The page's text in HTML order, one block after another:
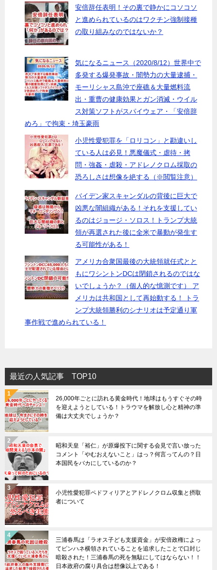
安倍辞任表明！その裏で静かにコソコソ
と進められているのはワクチン強制接種
の取り組みなのではないか？
気になるニュース（2020/8/12）世界中で
多発する爆発事故・闇勢力の大量逮捕・
モーリシャス島沖で座礁＆大量燃料流
出・重曹の健康効果とガン消滅・ウイル
ス対策ソフトがスパイウェア・「安倍辞
めろ」で拘束・埼玉豪雨
小児性愛犯罪を「ロリコン」と勘違いし
ている人は必見！悪魔儀式・虐待・拷
問・強姦・虐殺・アドレノクロム採取の
恐ろしさは想像を絶する（※閲覧注意）
バイデン家スキャンダルの背後に巨大で
凶悪な闇組織がある！それを支援してい
るのはジョージ・ソロス！トランプ大統
領が再選された後に全米で暴動が発生す
る可能性がある！
アメリカ合衆国最後の大統領就任式とと
もにワシントンDCは閉鎖されるのではな
いでしょうか？（個人的な憶測です） ア
メリカは共和国として再始動する！ トラ
ンプ大統領勝利のシナリオは予定通り軍
事作戦で進められている！
最近の人気記事 TOP10
26,000年ごとに訪れる黄金時代！地球はもうすぐその時
を迎えようとしている！トラウマを解放し心と精神の準
備は大丈夫でしょうか？
昭和天皇「裕仁」が原爆投下に関する会見で言い放った
コメント「やむおえないこと」はっ？何言ってんの？日
本国民をバカにしているのか？
小児性愛犯罪ペドフィリアとアドレノクロム収集と摂取
者について
三浦春馬は「ラオス子ども支援資金」が安倍政権によっ
てピンハネ横領されていることを追求したことで口封じ
暗殺された！三浦春馬の死を無駄にしてはならない！！
日本政府の腐り具合は想像以上である！